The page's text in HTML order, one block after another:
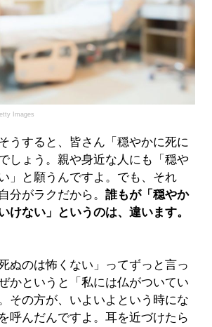
Images
うすると、皆さん「穏やかに死に
しょう。親や身近な人にも「穏や
」と願うんですよ。でも、それ
分がラクだから。 誰もが「穏やか
けない」というのは、違います。
ぬのは怖くない」ってずっと言っ
かというと「私には仏がついてい
その方が、いよいよという時にな
呼んだんですよ。耳を近づけたら